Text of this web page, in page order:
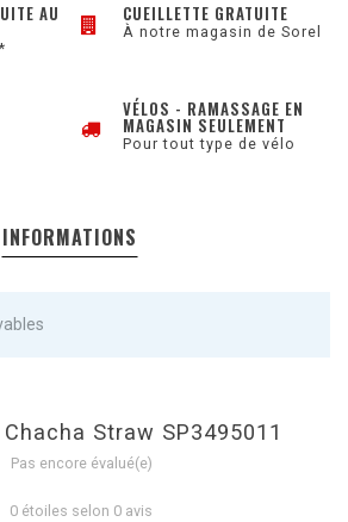
AU CUEILLETTE GRATUITE
À notre magasin de Sorel
VÉLOS - RAMASSAGE EN
MAGASIN SEULEMENT
Pour tout type de vélo
INFORMATIONS
Straw SP3495011
Pas encore évalué(e)
0 étoiles selon 0 avis